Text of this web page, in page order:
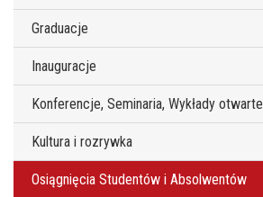
Graduacje
Inauguracje
Konferencje, Seminaria, Wykłady otwarte
Kultura i rozrywka
Osiągnięcia Studentów i Absolwentów